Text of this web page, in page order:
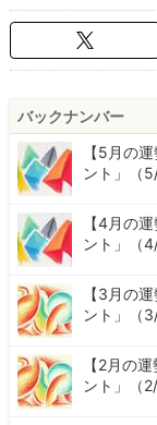
バックナンバー
【5月の
ント」（
【4月の
ント」（
【3月の
ント」（
【2月の
ント」（